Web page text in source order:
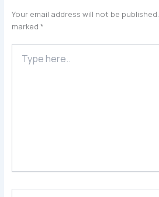
Your email address will not be published.
marked *
here..